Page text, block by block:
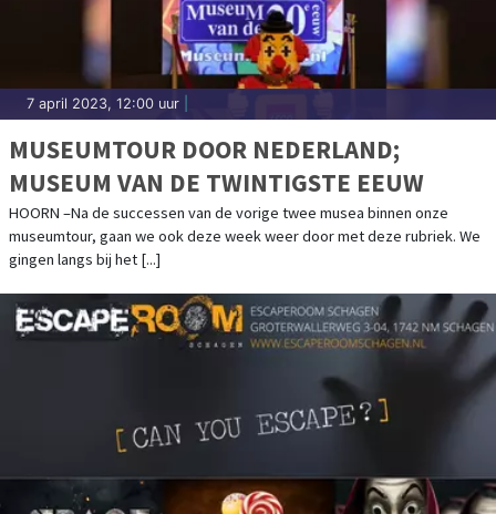
7 april 2023, 12:00 uur
MUSEUMTOUR DOOR NEDERLAND;
MUSEUM VAN DE TWINTIGSTE EEUW
HOORN –Na de successen van de vorige twee musea binnen onze
museumtour, gaan we ook deze week weer door met deze rubriek. We
gingen langs bij het [...]